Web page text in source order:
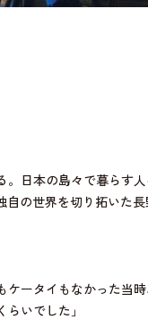
日本の島々で暮らす人
の世界を切り拓いた
ケータイもなかった当
いでした」